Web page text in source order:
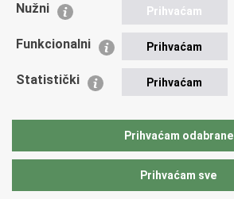
Udruge
Policijska akademija
Zaklada policijske solidarnosti
Vučetić"
Nužni Prihvaćam
Funkcionalni Prihvaćam
Statistički Prihvaćam
Prihvaćam odabrane
Prihvaćam sve